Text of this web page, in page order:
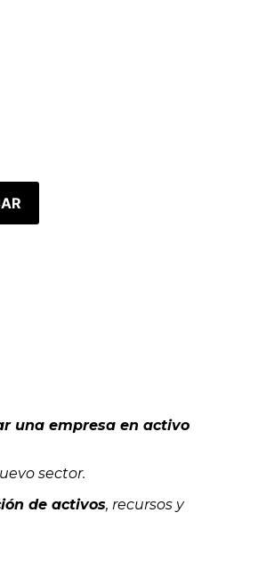
una empresa en activo
sector.
de activos, recursos y